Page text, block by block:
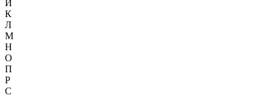
И
К
Л
М
Н
О
П
Р
С